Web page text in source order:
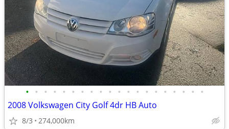
• • • • • • • • • • • • • • • • • • • •
2008 Volkswagen City Golf 4dr HB Auto
8/3 274,000km